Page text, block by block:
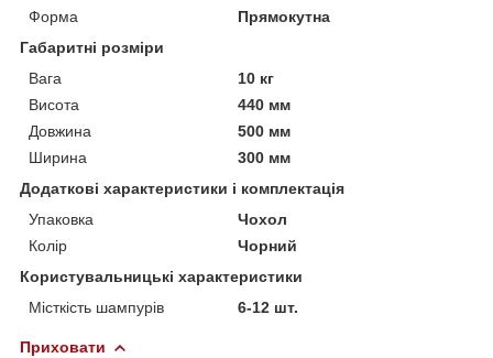
Форма
Прямокутна
Габаритні розміри
Вага
10 кг
Висота
440 мм
Довжина
500 мм
Ширина
300 мм
Додаткові характеристики і комплектація
Упаковка
Чохол
Колір
Чорний
Користувальницькі характеристики
Місткість шампурів
6-12 шт.
Приховати